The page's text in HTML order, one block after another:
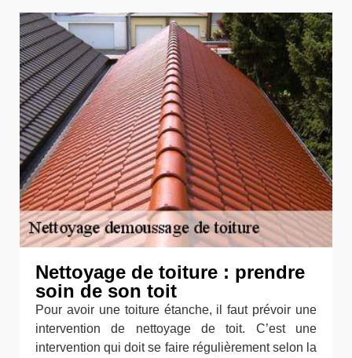
Nettoyage de toiture : prendre
soin de son toit
Pour avoir une toiture étanche, il faut prévoir une
intervention de nettoyage de toit. C’est une
intervention qui doit se faire régulièrement selon la